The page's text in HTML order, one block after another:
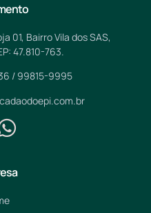
01, Bairro Vila dos SAS,
47.810-763.
/ 99815-9995